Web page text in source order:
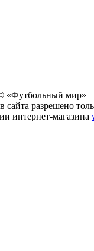
«Футбольный мир»
разрешено
интернет-магазина